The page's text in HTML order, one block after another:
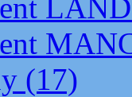
(17)